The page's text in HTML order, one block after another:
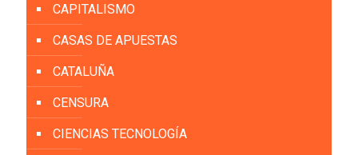
CAPITALISMO
CASAS DE APUESTAS
CATALUÑA
CENSURA
CIENCIAS TECNOLOGÍA